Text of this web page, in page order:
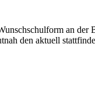
an der
den aktuell